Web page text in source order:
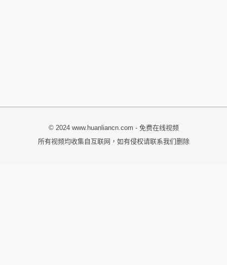
© 2024 www.huanliancn.com - 免费在线视频
所有视频均收集自互联网，如有侵权请联系我们删除